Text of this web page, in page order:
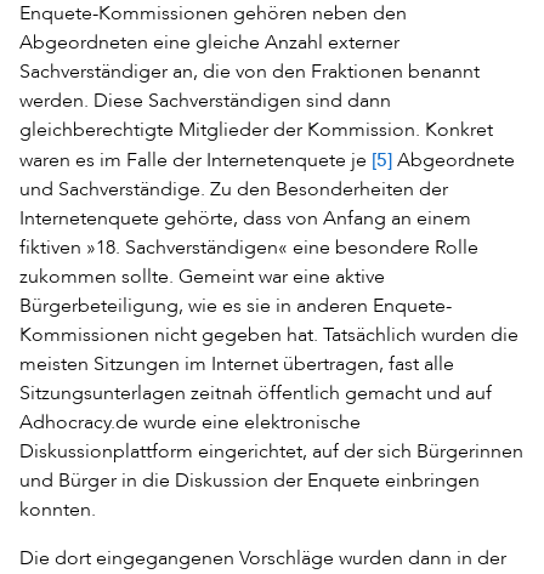
Enquete-Kommissionen gehören neben den
Abgeordneten eine gleiche Anzahl externer
Sachverständiger an, die von den Fraktionen benannt
werden. Diese Sachverständigen sind dann
gleichberechtigte Mitglieder der Kommission. Konkret
waren es im Falle der Internetenquete je [5] Abgeordnete
und Sachverständige. Zu den Besonderheiten der
Internetenquete gehörte, dass von Anfang an einem
fiktiven »18. Sachverständigen« eine besondere Rolle
zukommen sollte. Gemeint war eine aktive
Bürgerbeteiligung, wie es sie in anderen Enquete-
Kommissionen nicht gegeben hat. Tatsächlich wurden die
meisten Sitzungen im Internet übertragen, fast alle
Sitzungsunterlagen zeitnah öffentlich gemacht und auf
Adhocracy.de wurde eine elektronische
Diskussionplattform eingerichtet, auf der sich Bürgerinnen
und Bürger in die Diskussion der Enquete einbringen
konnten.
Die dort eingegangenen Vorschläge wurden dann in der